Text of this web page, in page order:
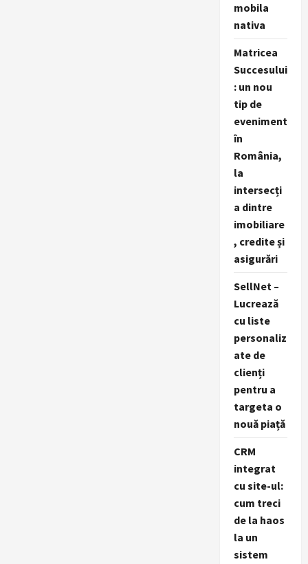
mobila
nativa
Matricea
Succesului
: un nou
tip de
eveniment
în
România,
la
intersecți
a dintre
imobiliare
, credite și
asigurări
SellNet –
Lucrează
cu liste
personaliz
ate de
clienți
pentru a
targeta o
nouă piață
CRM
integrat
cu site-ul:
cum treci
de la haos
la un
sistem